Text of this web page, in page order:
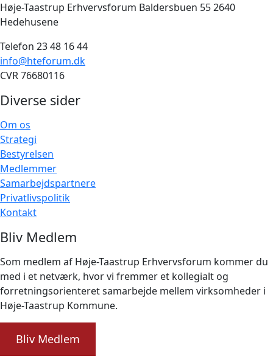
Høje-Taastrup Erhvervsforum Baldersbuen 55 2640
Hedehusene
Telefon 23 48 16 44
info@hteforum.dk
CVR 76680116
Diverse sider
Om os
Strategi
Bestyrelsen
Medlemmer
Samarbejdspartnere
Privatlivspolitik
Kontakt
Bliv Medlem
Som medlem af Høje-Taastrup Erhvervsforum kommer du
med i et netværk, hvor vi fremmer et kollegialt og
forretningsorienteret samarbejde mellem virksomheder i
Høje-Taastrup Kommune.
Bliv Medlem